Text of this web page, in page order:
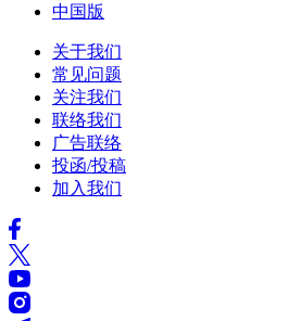
中国版
关于我们
常见问题
关注我们
联络我们
广告联络
投函/投稿
加入我们